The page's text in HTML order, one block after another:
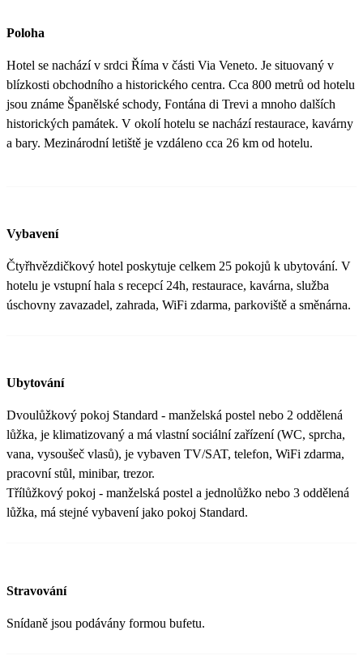
Poloha
Hotel se nachází v srdci Říma v části Via Veneto. Je situovaný v
blízkosti obchodního a historického centra. Cca 800 metrů od hotelu
jsou známe Španělské schody, Fontána di Trevi a mnoho dalších
historických památek. V okolí hotelu se nachází restaurace, kavárny
a bary. Mezinárodní letiště je vzdáleno cca 26 km od hotelu.
Vybavení
Čtyřhvězdičkový hotel poskytuje celkem 25 pokojů k ubytování. V
hotelu je vstupní hala s recepcí 24h, restaurace, kavárna, služba
úschovny zavazadel, zahrada, WiFi zdarma, parkoviště a směnárna.
Ubytování
Dvoulůžkový pokoj Standard - manželská postel nebo 2 oddělená
lůžka, je klimatizovaný a má vlastní sociální zařízení (WC, sprcha,
vana, vysoušeč vlasů), je vybaven TV/SAT, telefon, WiFi zdarma,
pracovní stůl, minibar, trezor.
Třílůžkový pokoj - manželská postel a jednolůžko nebo 3 oddělená
lůžka, má stejné vybavení jako pokoj Standard.
Stravování
Snídaně jsou podávány formou bufetu.